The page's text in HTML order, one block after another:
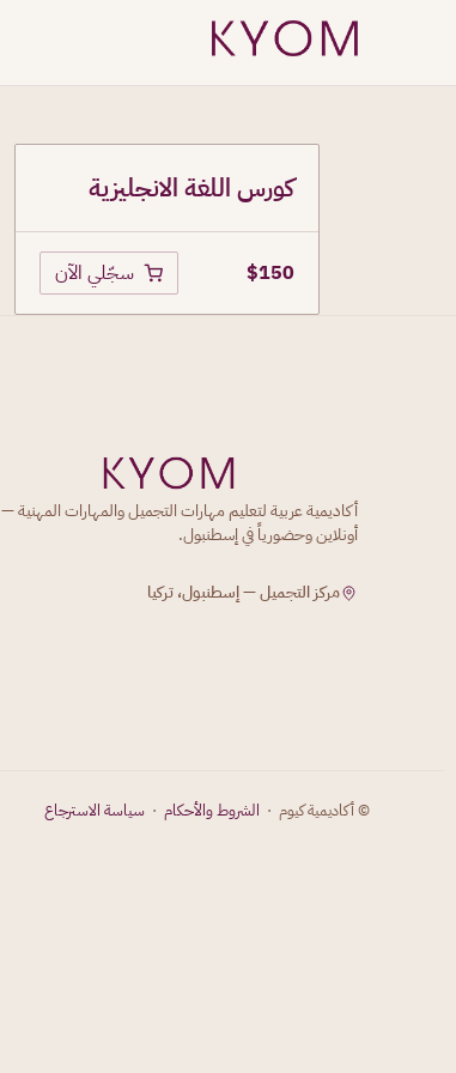
كورس اللغة الانجليزية
$150 سجّلي الآن
أكاديمية عربية لتعليم مهارات التجميل والمهارات المهنية —
أونلاين وحضورياً في إسطنبول.
مركز التجميل — إسطنبول، تركيا
© أكاديمية كيوم · الشروط والأحكام · سياسة الاسترجاع